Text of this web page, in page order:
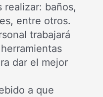
realizar: baños,
entre otros.
trabajará
dar el mejor
a que